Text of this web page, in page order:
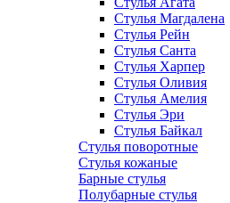
Стулья Магдалена
Стулья Рейн
Стулья Санта
Стулья Харпер
Стулья Оливия
Стулья Амелия
Стулья Эри
Стулья Байкал
Стулья поворотные
Стулья кожаные
Барные стулья
Полубарные стулья